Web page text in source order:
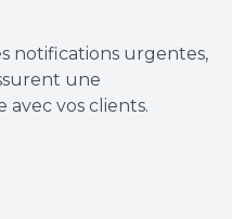
notifications urgentes,
une
vos clients.